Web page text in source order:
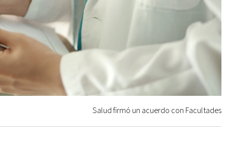
Salud firmó un acuerdo con Facultades